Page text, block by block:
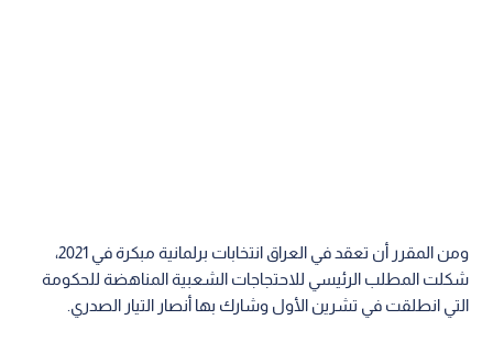
ومن المقرر أن تعقد في العراق انتخابات برلمانية مبكرة في 2021،
شكلت المطلب الرئيسي للاحتجاجات الشعبية المناهضة للحكومة
التي انطلقت في تشرين الأول وشارك بها أنصار التيار الصدري.